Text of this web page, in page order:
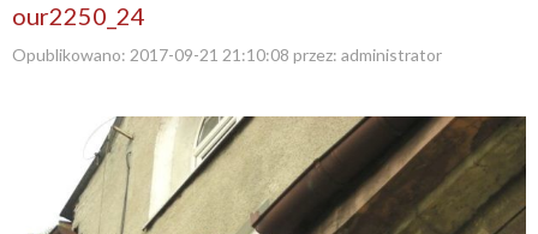
our2250_24
Opublikowano: 2017-09-21 21:10:08 przez: administrator